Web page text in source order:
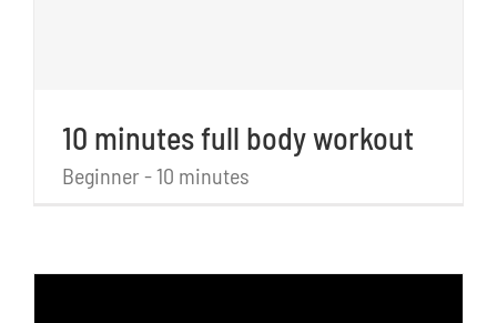
10 minutes full body workout
Beginner - 10 minutes